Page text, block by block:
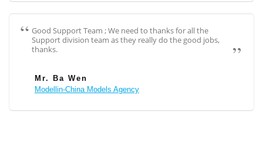
Good Support Team ; We need to thanks for all the
Support division team as they really do the good jobs,
thanks.
Mr. Ba Wen
Modellin-China Models Agency